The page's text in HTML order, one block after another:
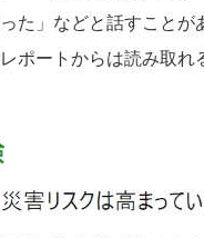
た」などと話すこと
ポートからは読み取れ